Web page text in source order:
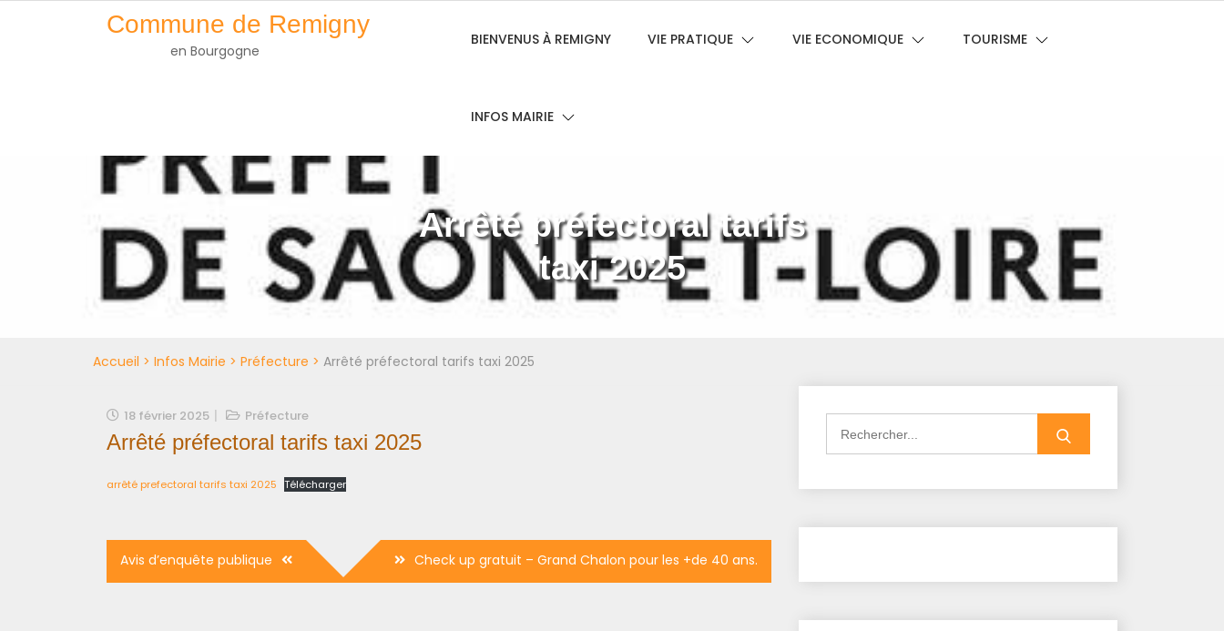
Commune de Remigny
en Bourgogne
BIENVENUS À REMIGNY VIE PRATIQUE VIE ECONOMIQUE TOURISME
INFOS MAIRIE
Arrêté préfectoral tarifs
taxi 2025
Accueil > Infos Mairie > Préfecture > Arrêté préfectoral tarifs taxi 2025
18 février 2025 Préfecture
Arrêté préfectoral tarifs taxi 2025
arrêté prefectoral tarifs taxi 2025 Télécharger
Navigation
de
Avis d’enquête publique Check up gratuit – Grand Chalon pour les +de 40 ans.